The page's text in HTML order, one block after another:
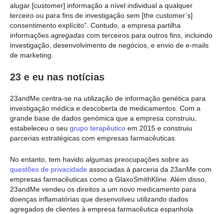
alugar [customer] informação a nível individual a qualquer
terceiro ou para fins de investigação sem [the customer’s]
consentimento explícito”. Contudo, a empresa partilha
informações agregadas com terceiros para outros fins, incluindo
investigação, desenvolvimento de negócios, e envio de e-mails
de marketing.
23 e eu nas notícias
23andMe centra-se na utilização de informação genética para
investigação médica e descoberta de medicamentos. Com a
grande base de dados genómica que a empresa construiu,
estabeleceu o seu grupo terapêutico em 2015 e construiu
parcerias estratégicas com empresas farmacêuticas.
No entanto, tem havido algumas preocupações sobre as
questões de privacidade associadas à parceria da 23anMe com
empresas farmacêuticas como a GlaxoSmithKline. Além disso,
23andMe vendeu os direitos a um novo medicamento para
doenças inflamatórias que desenvolveu utilizando dados
agregados de clientes à empresa farmacêutica espanhola